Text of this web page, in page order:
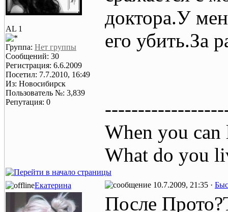
AL 1
Группа: Нет группы
Сообщений: 30
Регистрация: 6.6.2009
Посетил: 7.7.2010, 16:49
Из: Новосибирск
Пользователь №: 3,839
Репутация: 0
доктора.У
его убить.За
When you
What do you
Екатерина 10.7.2009, 21:35 ·
После